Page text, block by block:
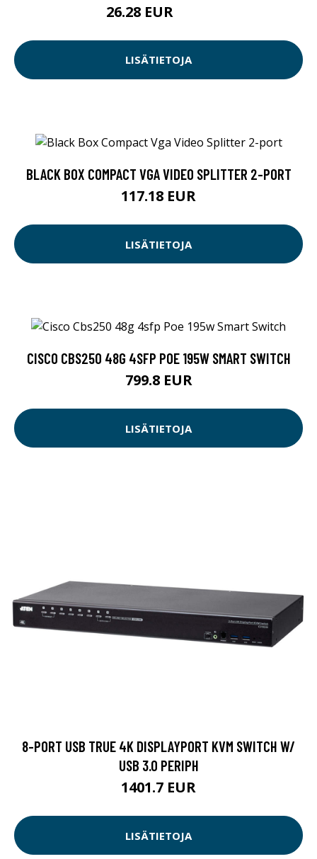
26.28 EUR
LISÄTIETOJA
BLACK BOX COMPACT VGA VIDEO SPLITTER 2-PORT
117.18 EUR
LISÄTIETOJA
CISCO CBS250 48G 4SFP POE 195W SMART SWITCH
799.8 EUR
LISÄTIETOJA
8-PORT USB TRUE 4K DISPLAYPORT KVM SWITCH W/
USB 3.0 PERIPH
1401.7 EUR
LISÄTIETOJA